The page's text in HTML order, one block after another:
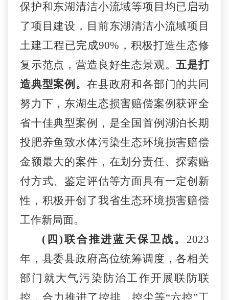
保护和东湖清洁小流域等项目均已 启动
了项目建设 ， 目前东湖清洁小流域项目
土建工程已完成90% ，积极打造生态修
复示范点 ，营造良好生态景观。五是打
造典型案例。 在县政府和各部门的共同
努力下，东湖生态损害赔偿案例获评全
省十佳典型案例，是全国首例湖泊长期
投肥养鱼致水体污染生态环境损害赔偿
金额最大的案件，在划分责任、探索赔
付方式、鉴定评估等方面具有一定创新
性，积极开创了我省生态环境损害赔偿
工作新局面。
(四)联合推进蓝天保卫战。 2023
年，县委县政府高位统筹调度，各相关
部门就大气污染防治工作开展联防联
控，合力推进了控排、控尘等“六控”工